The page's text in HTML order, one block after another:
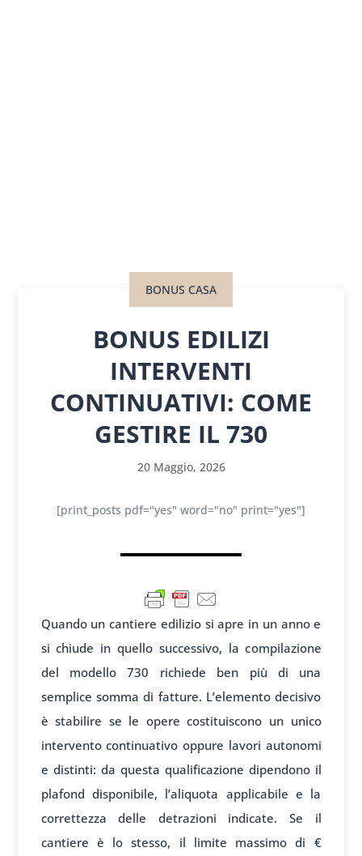
BONUS CASA
BONUS EDILIZI
INTERVENTI
CONTINUATIVI: COME
GESTIRE IL 730
20 Maggio, 2026
[print_posts pdf="yes" word="no" print="yes"]
Quando un cantiere edilizio si apre in un anno e
si chiude in quello successivo, la compilazione
del modello 730 richiede ben più di una
semplice somma di fatture. L’elemento decisivo
è stabilire se le opere costituiscono un unico
intervento continuativo oppure lavori autonomi
e distinti: da questa qualificazione dipendono il
plafond disponibile, l’aliquota applicabile e la
correttezza delle detrazioni indicate. Se il
cantiere è lo stesso, il limite massimo di €